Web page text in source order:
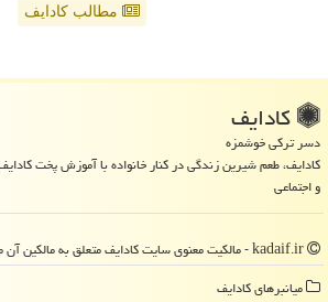
مطالب کادایف
كادایف
دسر ترکی خوشمزه
کادایف، طعم شیرین زندگی در کنار خانواده با آموزش پخت
و اجتماعی
میانبرهای كادایف